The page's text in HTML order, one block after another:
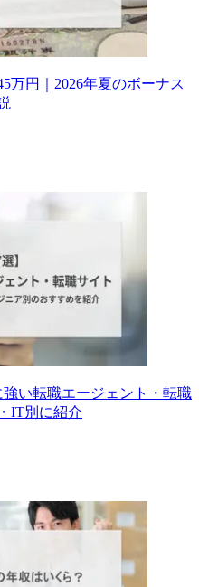
万円｜2026年夏のボーナス
強い転職エージェント・転職
IT別に紹介